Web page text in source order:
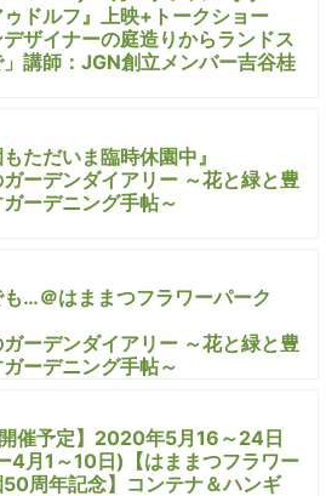
ゥドルフ』上映+トークショー
デザイナーの庭造りからランドス
講師：JGN創立メンバー吉谷桂
もただいま臨時休園中』
ーデンダイアリー ～花と緑と豊
ーデニング手帖～
…＠はままつフラワーパーク
ーデンダイアリー ～花と緑と豊
ーデニング手帖～
開催予定】2020年5月16～24日
4月1～10日)【はままつフラワー
周年記念】コンテナ＆ハンギ